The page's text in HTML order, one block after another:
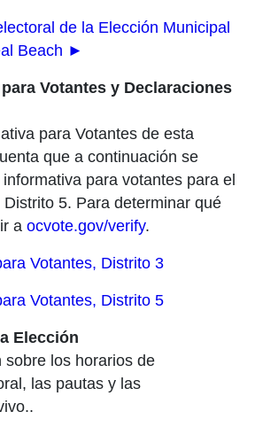
de la Elección Municipal
Beach ►
Votantes y Declaraciones
para Votantes de esta
que a continuación se
para votantes para el
5. Para determinar qué
a ocvote.gov/verify.
Votantes, Distrito 3
Votantes, Distrito 5
Elección
sobre los horarios de
las pautas y las